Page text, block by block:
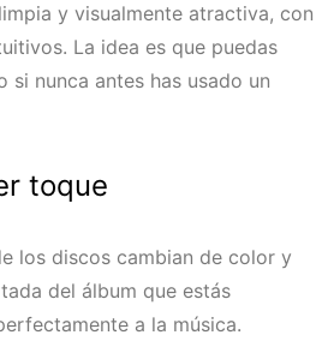
y visualmente atractiva, con
La idea es que puedas
nunca antes has usado un
toque
los discos cambian de color y
del álbum que estás
a la música.